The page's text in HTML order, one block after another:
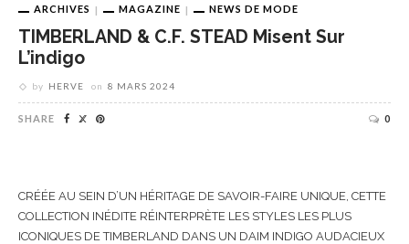
ARCHIVES MAGAZINE NEWS DE MODE
TIMBERLAND & C.F. STEAD Misent Sur
L’indigo
by HERVE on 8 MARS 2024
SHARE 0
CRÉÉE AU SEIN D’UN HÉRITAGE DE SAVOIR-FAIRE UNIQUE, CETTE
COLLECTION INÉDITE RÉINTERPRÈTE LES STYLES LES PLUS
ICONIQUES DE TIMBERLAND DANS UN DAIM INDIGO AUDACIEUX